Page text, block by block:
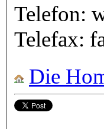
Telefon:
Telefax:
Die